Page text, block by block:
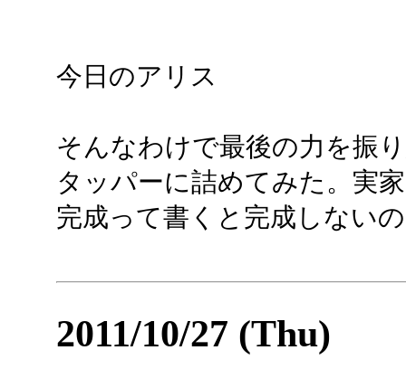
今日のアリス
そんなわけで最後の力を振
タッパーに詰めてみた。実
完成って書くと完成しない
2011/10/27 (Thu)